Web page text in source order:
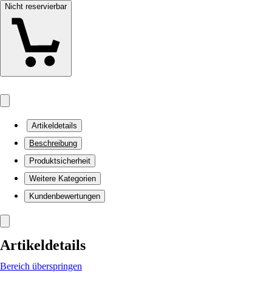
Nicht reservierbar
Artikeldetails
Beschreibung
Produktsicherheit
Weitere Kategorien
Kundenbewertungen
Artikeldetails
Bereich überspringen